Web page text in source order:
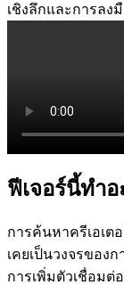
เชิงลึกและการลง
ฟีเจอร์นี้ทำอ
การค้นหาครีเอเต
เคยเป็นวงจรของ
การเพิ่มตัวเชื่อมต่อ